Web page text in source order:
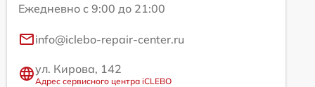
Ежедневно с 9:00 до 21:00
info@iclebo-repair-center.ru
ул. Кирова, 142
Адрес сервисного центра iCLEBO